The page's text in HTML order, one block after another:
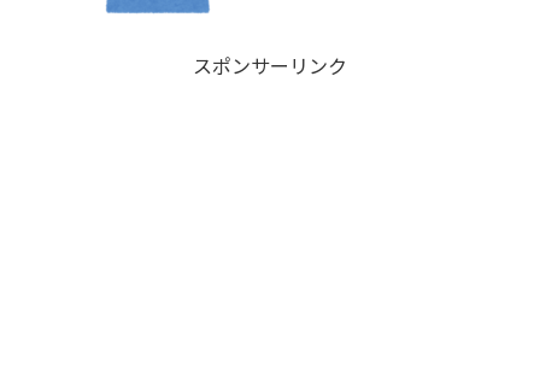
スポンサーリンク